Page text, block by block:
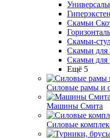
Скамьи
Скамьи-
Скамьи для
Скамьи для
Ещё 5
Силовые рамы и
Машины Смита
Силовые